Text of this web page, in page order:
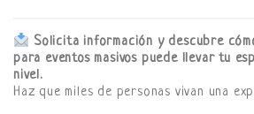
Solicita información y descubre
para eventos masivos puede llevar tu
nivel.
Haz que miles de personas vivan una